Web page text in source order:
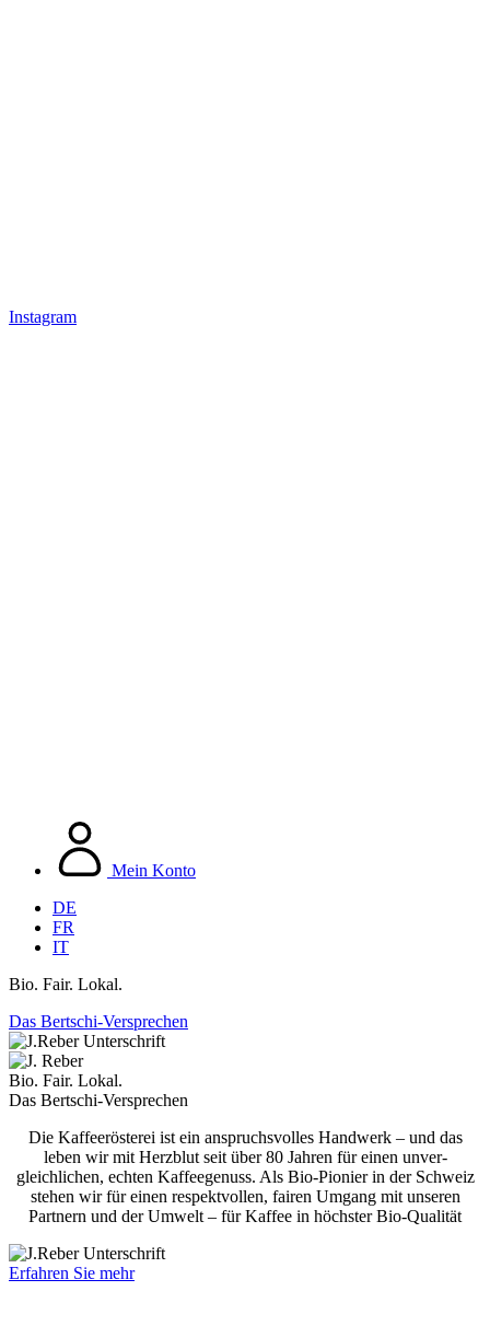
Instagram
Mein Konto
DE
FR
IT
Bio. Fair. Lokal.
Das Bertschi-Versprechen
Bio. Fair. Lokal.
Das Bertschi-Ver­sprechen
Die Kaffeerösterei ist ein anspruchsvolles Handwerk – und das
leben wir mit Herz­blut seit über 80 Jahren für einen unver­
gleichlichen, echten Kaffeegenuss. Als Bio-Pionier in der Schweiz
stehen wir für einen respektvollen, fairen Umgang mit unseren
Partnern und der Umwelt – für Kaffee in höchster Bio-Qualität
Erfahren Sie mehr